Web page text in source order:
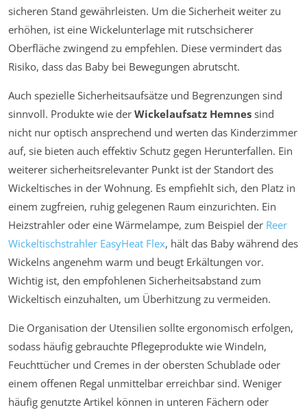
sicheren Stand gewährleisten. Um die Sicherheit weiter zu
erhöhen, ist eine Wickelunterlage mit rutschsicherer
Oberfläche zwingend zu empfehlen. Diese vermindert das
Risiko, dass das Baby bei Bewegungen abrutscht.
Auch spezielle Sicherheitsaufsätze und Begrenzungen sind
sinnvoll. Produkte wie der Wickelaufsatz Hemnes sind
nicht nur optisch ansprechend und werten das Kinderzimmer
auf, sie bieten auch effektiv Schutz gegen Herunterfallen. Ein
weiterer sicherheitsrelevanter Punkt ist der Standort des
Wickeltisches in der Wohnung. Es empfiehlt sich, den Platz in
einem zugfreien, ruhig gelegenen Raum einzurichten. Ein
Heizstrahler oder eine Wärmelampe, zum Beispiel der Reer
Wickeltischstrahler EasyHeat Flex, hält das Baby während des
Wickelns angenehm warm und beugt Erkältungen vor.
Wichtig ist, den empfohlenen Sicherheitsabstand zum
Wickeltisch einzuhalten, um Überhitzung zu vermeiden.
Die Organisation der Utensilien sollte ergonomisch erfolgen,
sodass häufig gebrauchte Pflegeprodukte wie Windeln,
Feuchttücher und Cremes in der obersten Schublade oder
einem offenen Regal unmittelbar erreichbar sind. Weniger
häufig genutzte Artikel können in unteren Fächern oder